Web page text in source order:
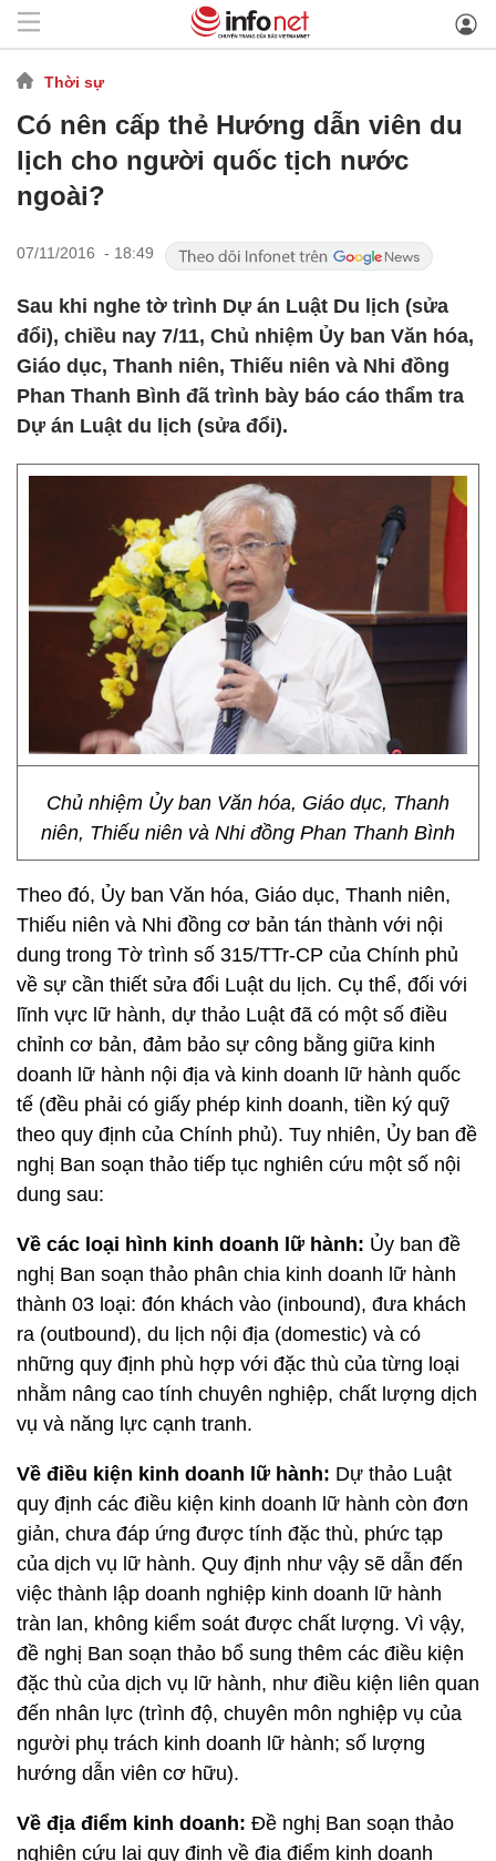
Thời sự
Có nên cấp thẻ Hướng dẫn viên du
lịch cho người quốc tịch nước
ngoài?
07/11/2016 - 18:49
Sau khi nghe tờ trình Dự án Luật Du lịch (sửa
đổi), chiều nay 7/11, Chủ nhiệm Ủy ban Văn hóa,
Giáo dục, Thanh niên, Thiếu niên và Nhi đồng
Phan Thanh Bình đã trình bày báo cáo thẩm tra
Dự án Luật du lịch (sửa đổi).
Chủ nhiệm Ủy ban Văn hóa, Giáo dục, Thanh
niên, Thiếu niên và Nhi đồng Phan Thanh Bình
Theo đó, Ủy ban Văn hóa, Giáo dục, Thanh niên,
Thiếu niên và Nhi đồng cơ bản tán thành với nội
dung trong Tờ trình số 315/TTr-CP của Chính phủ
về sự cần thiết sửa đổi Luật du lịch. Cụ thể, đối với
lĩnh vực lữ hành, dự thảo Luật đã có một số điều
chỉnh cơ bản, đảm bảo sự công bằng giữa kinh
doanh lữ hành nội địa và kinh doanh lữ hành quốc
tế (đều phải có giấy phép kinh doanh, tiền ký quỹ
theo quy định của Chính phủ). Tuy nhiên, Ủy ban đề
nghị Ban soạn thảo tiếp tục nghiên cứu một số nội
dung sau:
Về các loại hình kinh doanh lữ hành: Ủy ban đề
nghị Ban soạn thảo phân chia kinh doanh lữ hành
thành 03 loại: đón khách vào (inbound), đưa khách
ra (outbound), du lịch nội địa (domestic) và có
những quy định phù hợp với đặc thù của từng loại
nhằm nâng cao tính chuyên nghiệp, chất lượng dịch
vụ và năng lực cạnh tranh.
Về điều kiện kinh doanh lữ hành: Dự thảo Luật
quy định các điều kiện kinh doanh lữ hành còn đơn
giản, chưa đáp ứng được tính đặc thù, phức tạp
của dịch vụ lữ hành. Quy định như vậy sẽ dẫn đến
việc thành lập doanh nghiệp kinh doanh lữ hành
tràn lan, không kiểm soát được chất lượng. Vì vậy,
đề nghị Ban soạn thảo bổ sung thêm các điều kiện
đặc thù của dịch vụ lữ hành, như điều kiện liên quan
đến nhân lực (trình độ, chuyên môn nghiệp vụ của
người phụ trách kinh doanh lữ hành; số lượng
hướng dẫn viên cơ hữu).
Về địa điểm kinh doanh: Đề nghị Ban soạn thảo
nghiên cứu lại quy định về địa điểm kinh doanh